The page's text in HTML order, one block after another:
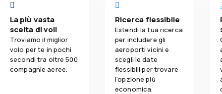
La più vasta
scelta di voli
Troviamo il miglior
volo per te in pochi
secondi tra oltre 500
compagnie aeree.
Ricerca flessibile
Estendi la tua ricerca
per includere gli
aeroporti vicini e
scegli le date
flessibili per trovare
l'opzione più
economica.